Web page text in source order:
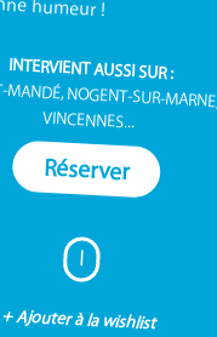
INTERVIENT AUSSI SUR :
NOGENT-SUR-MARNE,
VINCENNES...
Réserver
I
+ Ajouter à la wishlist